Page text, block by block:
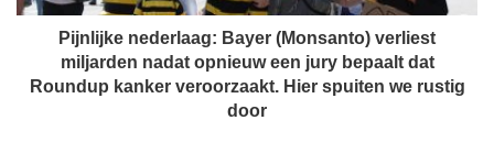
e
Pijnlijke nederlaag: Bayer (Monsanto) verliest
miljarden nadat opnieuw een jury bepaalt dat
Roundup kanker veroorzaakt. Hier spuiten we rustig
door